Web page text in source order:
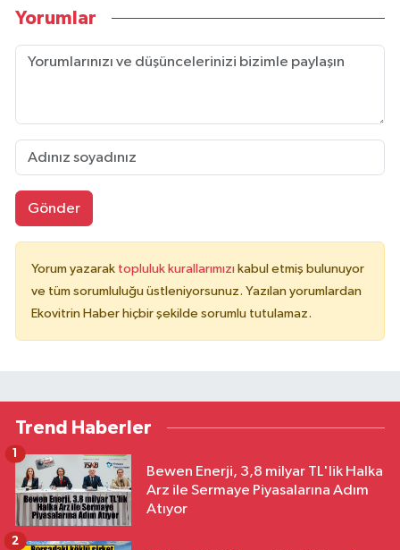
Yorumlar
Gönder
Yorum yazarak topluluk kurallarımızı kabul etmiş bulunuyor
ve tüm sorumluluğu üstleniyorsunuz. Yazılan yorumlardan
Ekovitrin Haber hiçbir şekilde sorumlu tutulamaz.
Trend Haberler
Bewen Enerji, 3,8 milyar TL'lik Halka
Arz ile Sermaye Piyasalarına Adım
Atıyor
1
2